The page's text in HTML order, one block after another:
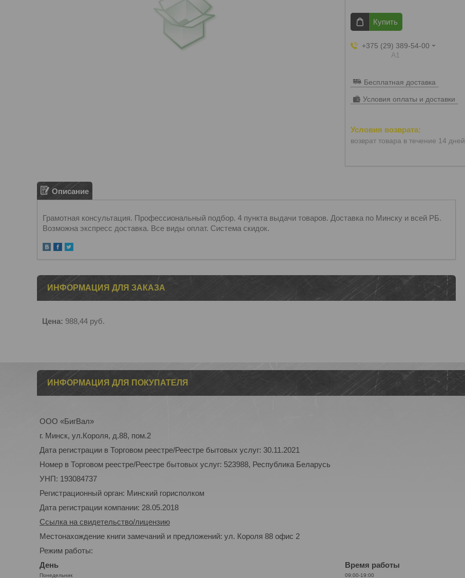
Купить
+375 (29) 389-54-00
А1
Бесплатная доставка
Условия оплаты и доставки
возврат товара в течение 14 дней
Описание
Грамотная консультация. Профессиональный подбор. 4 пункта выдачи товаров. Доставка по Минску и всей РБ.
Возможна экспресс доставка. Все виды оплат. Система скидок.
ИНФОРМАЦИЯ ДЛЯ ЗАКАЗА
Цена: 988,44 руб.
ИНФОРМАЦИЯ ДЛЯ ПОКУПАТЕЛЯ
ООО «БигВал»
г. Минск, ул.Короля, д.88, пом.2
Дата регистрации в Торговом реестре/Реестре бытовых услуг: 30.11.2021
Номер в Торговом реестре/Реестре бытовых услуг: 523988, Республика Беларусь
УНП: 193084737
Регистрационный орган: Минский горисполком
Дата регистрации компании: 28.05.2018
Ссылка на свидетельство/лицензию
Местонахождение книги замечаний и предложений: ул. Короля 88 офис 2
Режим работы:
День
Время работы
Понедельник 09:00-19:00